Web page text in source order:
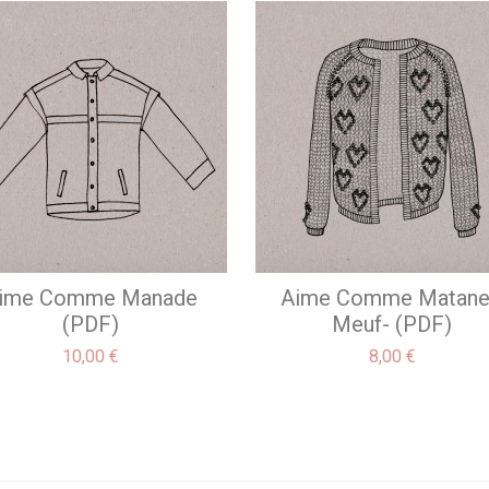
Comme Manade
(PDF)
Prix
10,00 €
Aime Comme
Meuf- (PDF)
Prix
8,00 €